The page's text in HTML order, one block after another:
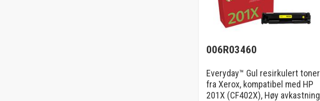
006R03460
Everyday™ Gul resirkulert toner
fra Xerox, kompatibel med HP
201X (CF402X), Høy avkastning